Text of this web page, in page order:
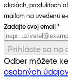
akciách, produktoch
mailom na uvedenú
Zadajte svoj email *
Prihláste sa na
Odber môžete
osobných